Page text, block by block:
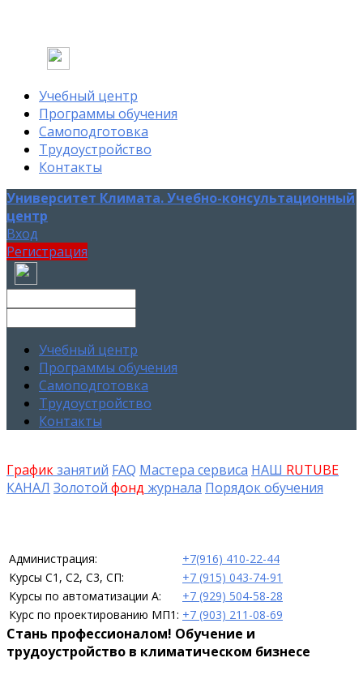
Учебный центр
Программы обучения
Самоподготовка
Трудоустройство
Контакты
Университет Климата. Учебно-консультационный
центр
Вход
Регистрация
Учебный центр
Программы обучения
Самоподготовка
Трудоустройство
Контакты
Графикзанятий FAQ Мастера сервиса НАШ RUTUBE
КАНАЛ Золотой фонд журнала Порядок обучения
Администрация:
+7(916) 410-22-44
Курсы С1, С2, С3, СП:
+7 (915) 043-74-91
Курсы по автоматизации А:
+7 (929) 504-58-28
Курс по проектированию МП1: +7 (903) 211-08-69
Стань профессионалом! Обучение и
трудоустройство в климатическом бизнесе